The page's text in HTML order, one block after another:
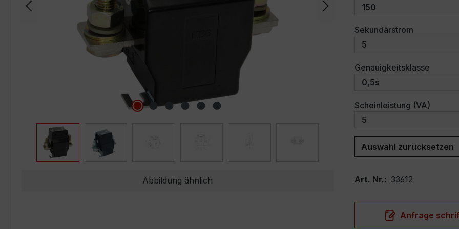
Abbildung ähnlich
Sekundärstrom
Genauigkeitsklasse
Scheinleistung (VA)
Auswahl zurücksetzen
Art. Nr.: 33612
Anfrage